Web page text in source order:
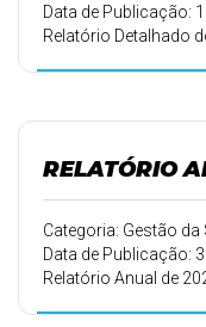
Data de Publicação:
Relatório Detalhado
RELATÓRIO
Categoria: Gestão da
Data de Publicação:
Relatório Anual de